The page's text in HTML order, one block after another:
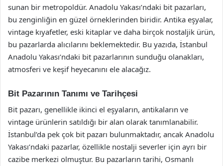
sunan bir metropoldür. Anadolu Yakası’ndaki bit pazarları,
bu zenginliğin en güzel örneklerinden biridir. Antika eşyalar,
vintage kıyafetler, eski kitaplar ve daha birçok nostaljik ürün,
bu pazarlarda alıcılarını beklemektedir. Bu yazıda, İstanbul
Anadolu Yakası’ndaki bit pazarlarının sunduğu olanakları,
atmosferi ve keşif heyecanını ele alacağız.
Bit Pazarının Tanımı ve Tarihçesi
Bit pazarı, genellikle ikinci el eşyaların, antikaların ve
vintage ürünlerin satıldığı bir alan olarak tanımlanabilir.
İstanbul’da pek çok bit pazarı bulunmaktadır, ancak Anadolu
Yakası’ndaki pazarlar, özellikle nostalji severler için ayrı bir
cazibe merkezi olmuştur. Bu pazarların tarihi, Osmanlı